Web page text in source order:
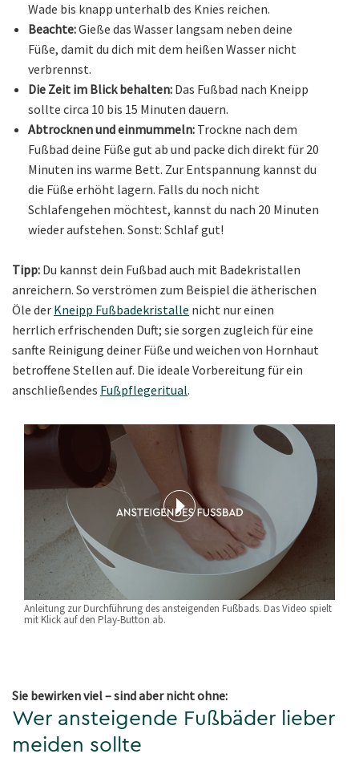
Anleitung zur Durchführung des ansteigenden Fußbads. Das Video spielt
mit Klick auf den Play-Button ab.
Wade bis knapp unterhalb des Knies reichen.
Beachte:Gieße das Wasser langsam neben deine
Füße, damit du dich mit dem heißen Wasser nicht
verbrennst.
Die Zeit im Blick behalten: Das Fußbad nach Kneipp
sollte circa 10 bis 15 Minuten dauern.
Abtrocknen und einmummeln: Trockne nach dem
Fußbad deine Füße gut ab und packe dich direkt für 20
Minuten ins warme Bett. Zur Entspannung kannst du
die Füße erhöht lagern. Falls du noch nicht
Schlafengehen möchtest, kannst du nach 20 Minuten
wieder aufstehen. Sonst: Schlaf gut!
Tipp: Du kannst dein Fußbad auch mit Badekristallen
anreichern. So verströmen zum Beispiel die ätherischen
Öle der Kneipp Fußbadekristalle nicht nur einen
herrlich erfrischenden Duft; sie sorgen zugleich für eine
sanfte Reinigung deiner Füße und weichen von Hornhaut
betroffene Stellen auf. Die ideale Vorbereitung für ein
anschließendes Fußpflegeritual.
Sie bewirken viel – sind aber nicht ohne:
Wer ansteigende Fußbäder lieber
meiden sollte